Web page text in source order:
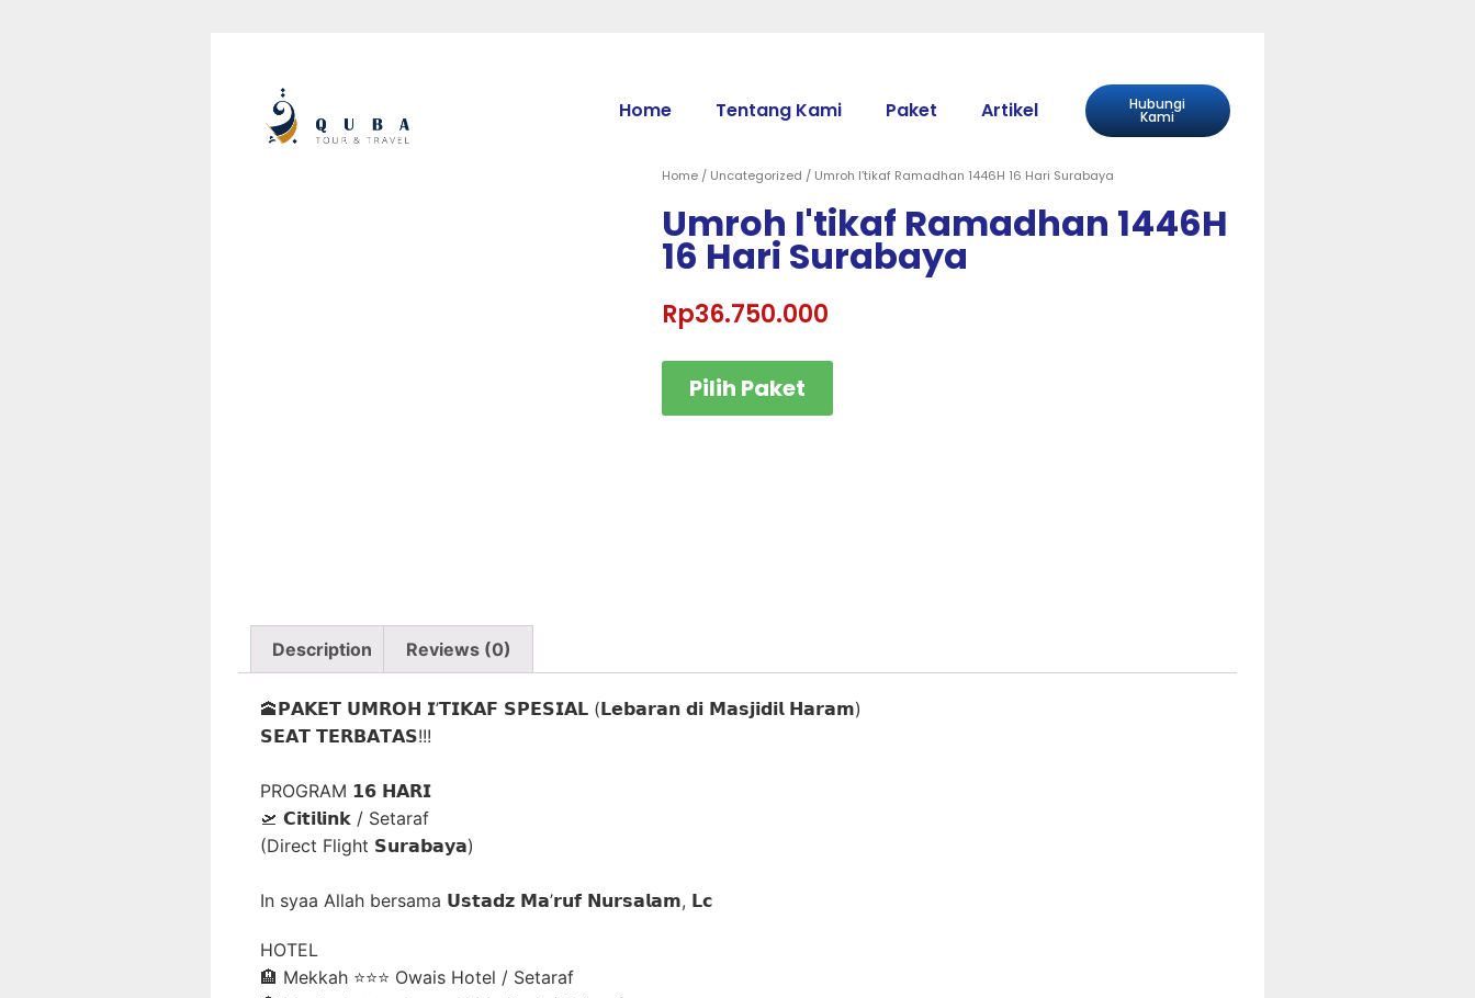
Home Tentang Kami Paket Artikel Hubungi
Kami
Home/ Uncategorized / Umroh I’tikaf Ramadhan 1446H 16 Hari Surabaya
Umroh I'tikaf Ramadhan 1446H
16 Hari Surabaya
Rp36.750.000
Pilih Paket
Description Reviews (0)
🕋𝗣𝗔𝗞𝗘𝗧 𝗨𝗠𝗥𝗢𝗛 𝗜’𝗧𝗜𝗞𝗔𝗙 𝗦𝗣𝗘𝗦𝗜𝗔𝗟 (𝗟𝗲𝗯𝗮𝗿𝗮𝗻 𝗱𝗶 𝗠𝗮𝘀𝗷𝗶𝗱𝗶𝗹 𝗛𝗮𝗿𝗮𝗺)
𝗦𝗘𝗔𝗧 𝗧𝗘𝗥𝗕𝗔𝗧𝗔𝗦!!!⁣
PROGRAM 𝟭𝟲 𝗛𝗔𝗥𝗜⁣
⁣🛫 𝗖𝗶𝘁𝗶𝗹𝗶𝗻𝗸 / Setaraf
(Direct Flight 𝗦𝘂𝗿𝗮𝗯𝗮𝘆𝗮)
In syaa Allah bersama 𝗨𝘀𝘁𝗮𝗱𝘇 𝗠𝗮’𝗿𝘂𝗳 𝗡𝘂𝗿𝘀𝗮𝗹𝗮𝗺, 𝗟𝗰
HOTEL⁣
🏨 Mekkah ⭐⭐⭐ Owais Hotel / Setaraf⁣